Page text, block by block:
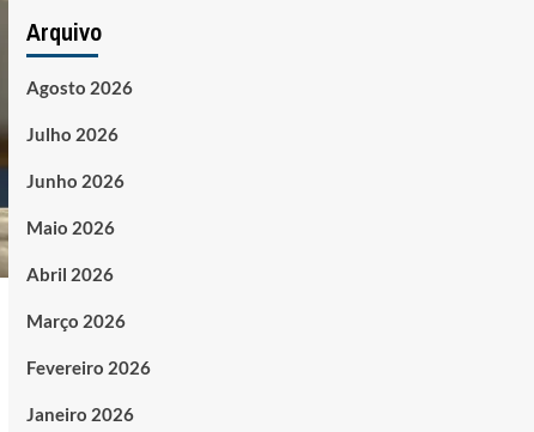
Arquivo
Agosto 2026
Julho 2026
Junho 2026
Maio 2026
Abril 2026
Março 2026
Fevereiro 2026
Janeiro 2026